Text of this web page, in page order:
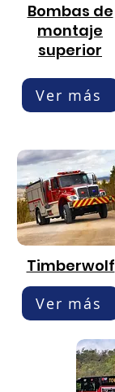
Bombas de
montaje
superior
Ver más
Timberwolf
Ver más